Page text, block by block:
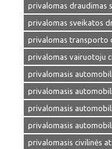
privalomas draudimas
privalomas sveikatos
privalomas transporto
privalomas vairuotoju
privalomasis
privalomasis
privalomasis
privalomasis
privalomasis civilinės